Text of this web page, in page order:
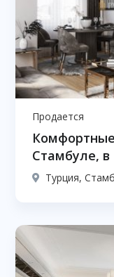
Продается
Стамбуле,
Турция,